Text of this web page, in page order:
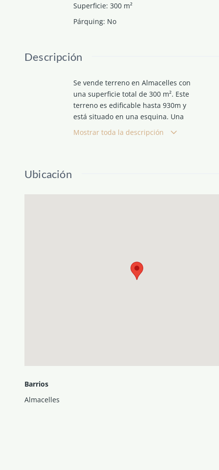
Superficie: 300 m²
Párquing: No
Descripción
Se vende terreno en Almacelles con
una superficie total de 300 m². Este
terreno es edificable hasta 930m y
está situado en una esquina. Una
excelente oportunidad para construir
la casa de tus sueños en este
Mostrar toda la descripción
Ubicación
Barrios
Almacelles